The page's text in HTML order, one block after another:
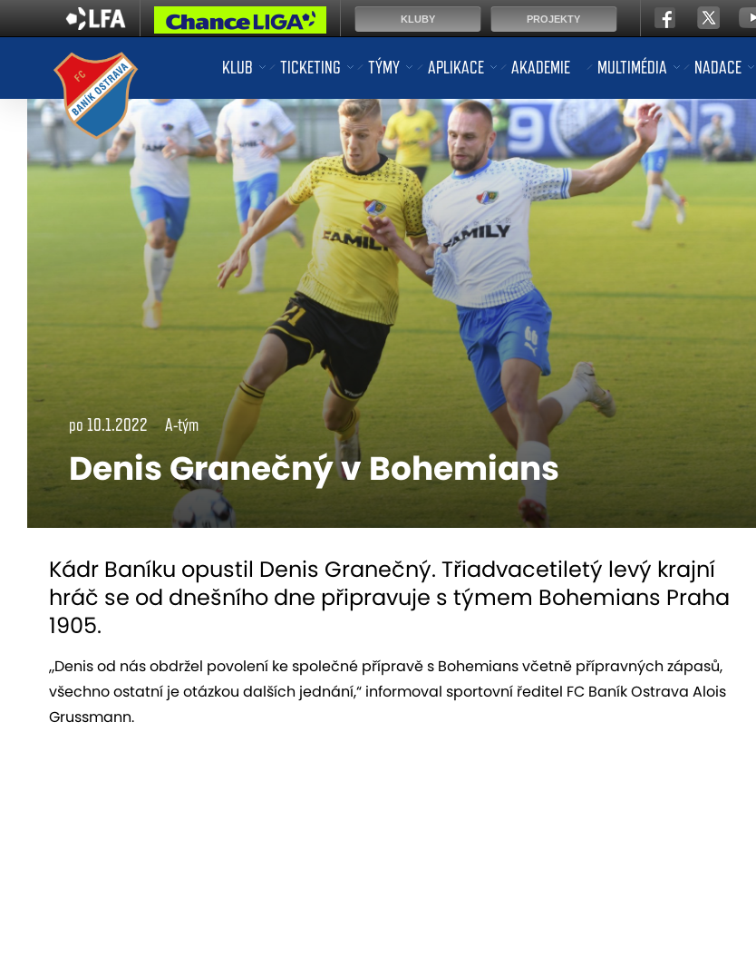
KLUB TICKETING TÝMY APLIKACE AKADEMIE MULTIMÉDIA NADACE
po 10.1.2022 A-tým
Denis Granečný v Bohemians
Kádr Baníku opustil Denis Granečný. Třiadvacetiletý levý krajní
hráč se od dnešního dne připravuje s týmem Bohemians Praha
1905.
„Denis od nás obdržel povolení ke společné přípravě s Bohemians včetně přípravných zápasů,
všechno ostatní je otázkou dalších jednání,“ informoval sportovní ředitel FC Baník Ostrava Alois
Grussmann.
KLUBY PROJEKTY